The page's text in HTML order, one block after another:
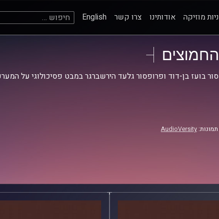
מוזיקה אודותינו צרו קשר English חיפוש:
החמוצים
בועז בן-דוד ופרופסור גלעד הירשברגר במבט פסיכולוגי על
AudioVersity